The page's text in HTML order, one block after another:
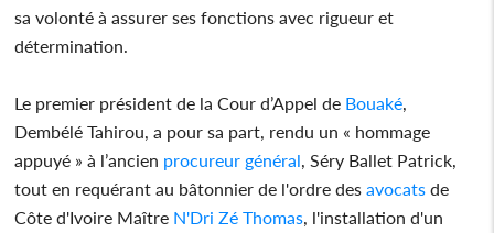
sa volonté à assurer ses fonctions avec rigueur et
détermination.
Le premier président de la Cour d’Appel de Bouaké
Dembélé Tahirou, a pour sa part, rendu un « hommage
appuyé » à l’ancien procureur général , Séry Ballet Patrick,
tout en requérant au bâtonnier de l'ordre des avocats de
Côte d'Ivoire Maître N'Dri Zé Thomas , l'installation d'un